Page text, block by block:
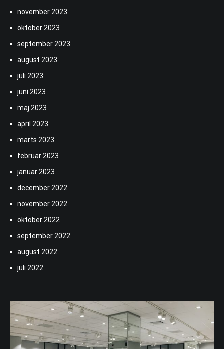
november 2023
oktober 2023
september 2023
august 2023
juli 2023
juni 2023
maj 2023
april 2023
marts 2023
februar 2023
januar 2023
december 2022
november 2022
oktober 2022
september 2022
august 2022
juli 2022